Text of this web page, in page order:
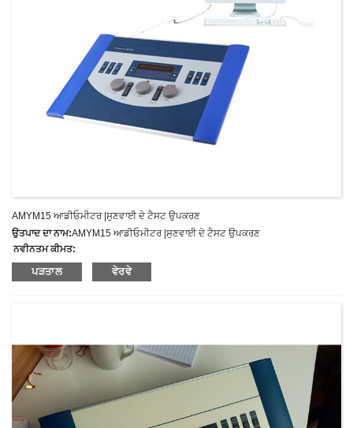
AMYM15 ਆਡੀਓਮੀਟਰ |ਸੁਣਵਾਈ ਦੇ ਟੈਸਟ ਉਪਕਰਣ
ਉਤਪਾਦ ਦਾ ਨਾਮ:AMYM15 ਆਡੀਓਮੀਟਰ |ਸੁਣਵਾਈ ਦੇ ਟੈਸਟ ਉਪਕਰਣ
ਨਵੀਨਤਮ ਕੀਮਤ:
ਮਾਡਲ ਨੰਬਰ:AMYM15
ਭਾਰ:ਸ਼ੁੱਧ ਭਾਰ: ਕਿਲੋਗ੍ਰਾਮ
ਪੜਤਾਲ ਵੇਰਵੇ